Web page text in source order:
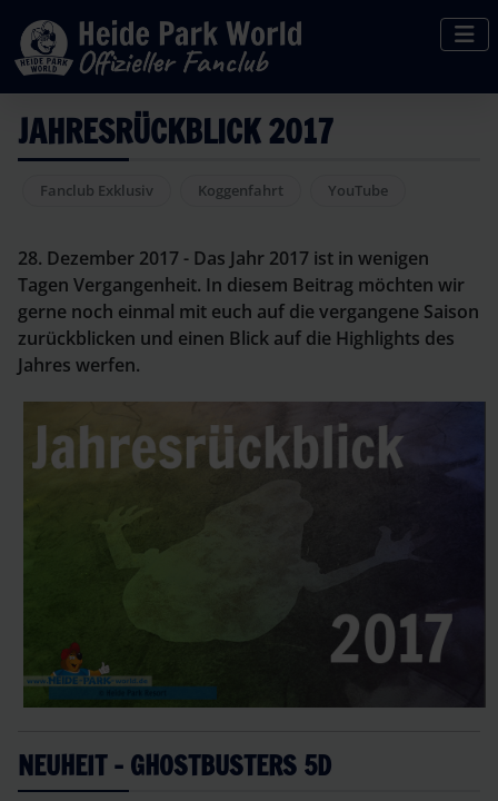
JAHRESRÜCKBLICK 2017
Fanclub Exklusiv Koggenfahrt YouTube
28. Dezember 2017 - Das Jahr 2017 ist in wenigen
Tagen Vergangenheit. In diesem Beitrag möchten wir
gerne noch einmal mit euch auf die vergangene Saison
zurückblicken und einen Blick auf die Highlights des
Jahres werfen.
NEUHEIT - GHOSTBUSTERS 5D